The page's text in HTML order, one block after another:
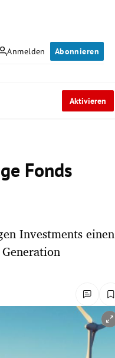
Anmelden Abonnieren
Aktivieren
Fonds
Investments einen